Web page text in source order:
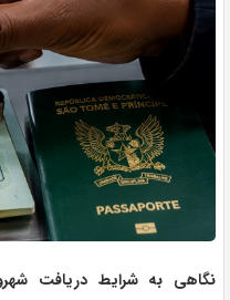
نگاهی به شرایط دریافت